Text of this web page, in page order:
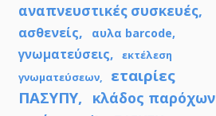
αναπνευστικές συσκευές
ασθενείς αυλα barcode
γνωματεύσεις
εκτέλεση
γνωματεύσεων
εταιρίες
ΠΑΣΥΠΥ
κλάδος παρόχων